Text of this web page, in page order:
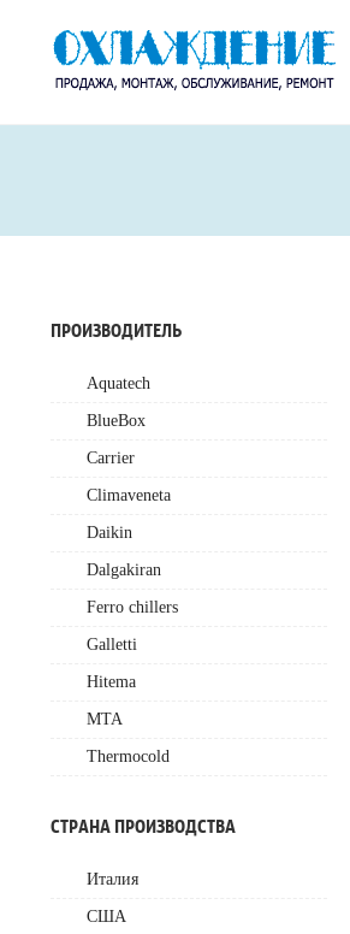
ПРОИЗВОДИТЕЛЬ
Aquatech
BlueBox
Carrier
Climaveneta
Daikin
Dalgakiran
Ferro chillers
Galletti
Hitema
MTA
Thermocold
СТРАНА ПРОИЗВОДСТВА
Италия
США